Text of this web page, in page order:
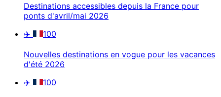
Destinations accessibles depuis la France pour
ponts d'avril/mai 2026
✈️
100
Nouvelles destinations en vogue pour les vacances
d'été 2026
✈️
100